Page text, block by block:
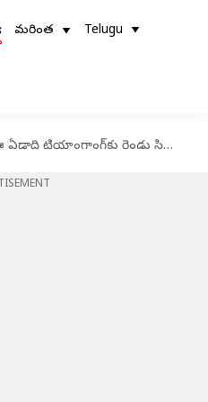
మరింత Telugu
టియాంగాంగ్‌కు రెండు సిబ్బందితో ఉన్న మిషన్లను పంపనున్న చైనా